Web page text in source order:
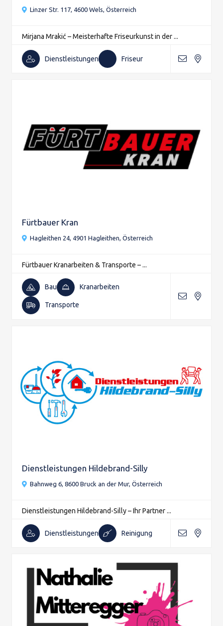
Linzer Str. 117, 4600 Wels, Österreich
Mirjana Mrakić – Meisterhafte Friseurkunst in der ...
Dienstleistungen Friseur
Fürtbauer Kran
Hagleithen 24, 4901 Hagleithen, Österreich
Fürtbauer Kranarbeiten & Transporte – ...
Bau Kranarbeiten
Transporte
Dienstleistungen Hildebrand-Silly
Bahnweg 6, 8600 Bruck an der Mur, Österreich
Dienstleistungen Hildebrand-Silly – Ihr Partner ...
Dienstleistungen Reinigung